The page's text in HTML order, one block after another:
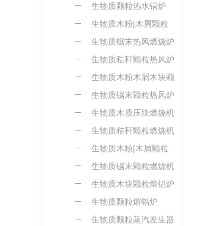
生物质颗粒热水锅炉
生物质木粉|木屑颗粒
熔铝炉
生物质锯末热风燃烧炉
生物质秸秆颗粒热风炉
生物质木粉木屑木块颗
粒热风炉
生物质锯末颗粒热风炉
生物质木质压块燃烧机
生物质秸秆颗粒燃烧机
生物质木粉|木屑颗粒
燃烧机
生物质锯末颗粒燃烧机
生物质木块颗粒熔铝炉
生物质颗粒熔铝炉
生物质颗粒蒸汽发生器